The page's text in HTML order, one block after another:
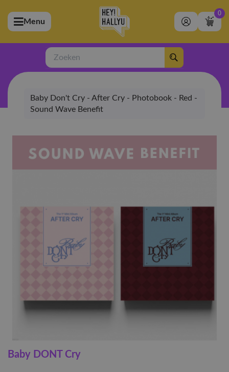
(Artiesten)
(Merchandise)
(Exclusive)
(Winkel)
Menu
0
Zoeken
Baby Don't Cry - After Cry - Photobook - Red -
Sound Wave Benefit
Baby DONT Cry